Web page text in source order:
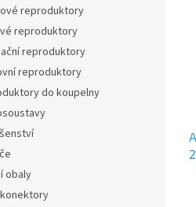
reproduktory
reproduktory
reproduktory
reproduktory
do koupelny
obaly